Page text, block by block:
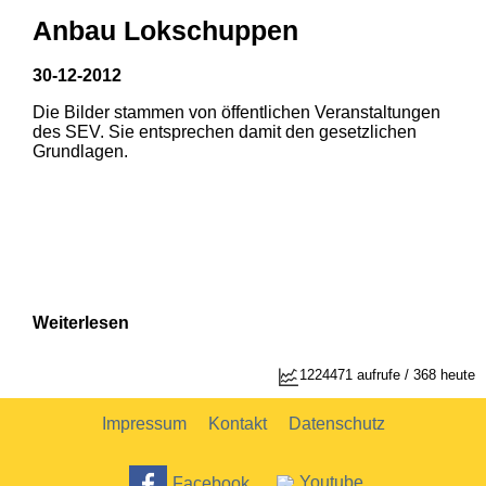
1 2
2
Anbau Lokschuppen
30-12-2012
Die Bilder stammen von öffentlichen Veranstaltungen
des SEV. Sie entsprechen damit den gesetzlichen
Grundlagen.
Weiterlesen
1224471 aufrufe / 368 heute
Impressum Kontakt Datenschutz